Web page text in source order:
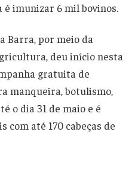
é imunizar 6 mil bovinos.
Barra, por meio da
deu início nesta
gratuita de
manqueira, botulismo,
o dia 31 de maio e é
até 170 cabeças de